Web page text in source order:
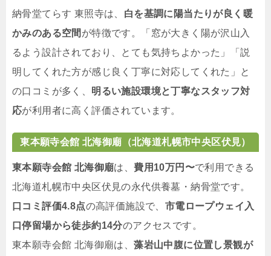
納骨堂てらす 東照寺は、 白を基調に陽当たりが良く暖
かみのある空間 が特徴です。「窓が大きく陽が沢山入
るよう設計されており、とても気持ちよかった」「説
明してくれた方が感じ良く丁寧に対応してくれた」と
の口コミが多く、 明るい施設環境と丁寧なスタッフ対
応が利用者に高く評価されています。
東本願寺会館 北海御廟（北海道札幌市中央区伏見）
東本願寺会館 北海御廟は、費用10万円〜で利用できる
北海道札幌市中央区伏見の永代供養墓・納骨堂です。
口コミ評価4.8点の高評価施設で、 市電ロープウェイ入
口停留場から徒歩約14分のアクセスです。
東本願寺会館 北海御廟は、藻岩山中腹に位置し景観が